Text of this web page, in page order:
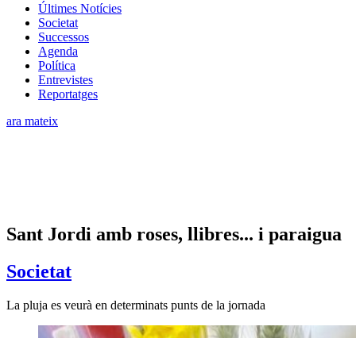
Últimes Notícies
Societat
Successos
Agenda
Política
Entrevistes
Reportatges
ara mateix
Sant Jordi amb roses, llibres... i paraigua
Societat
La pluja es veurà en determinats punts de la jornada